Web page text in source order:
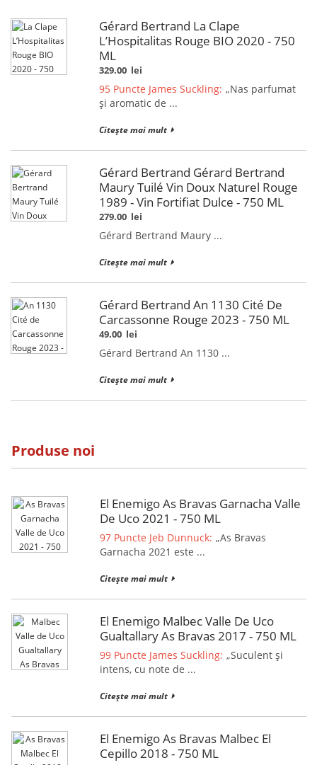
Gérard Bertrand La Clape
L’Hospitalitas Rouge BIO 2020 - 750
ML
329.00 lei
95 Puncte James Suckling: „Nas parfumat
și aromatic de ...
Citește mai mult
Gérard Bertrand Gérard Bertrand
Maury Tuilé Vin Doux Naturel Rouge
1989 - Vin Fortifiat Dulce - 750 ML
279.00 lei
Gérard Bertrand Maury ...
Citește mai mult
Gérard Bertrand An 1130 Cité De
Carcassonne Rouge 2023 - 750 ML
49.00 lei
Gérard Bertrand An 1130 ...
Citește mai mult
Produse noi
El Enemigo As Bravas Garnacha Valle
De Uco 2021 - 750 ML
97 Puncte Jeb Dunnuck: „As Bravas
Garnacha 2021 este ...
Citește mai mult
El Enemigo Malbec Valle De Uco
Gualtallary As Bravas 2017 - 750 ML
99 Puncte James Suckling: „Suculent și
intens, cu note de ...
Citește mai mult
El Enemigo As Bravas Malbec El
Cepillo 2018 - 750 ML